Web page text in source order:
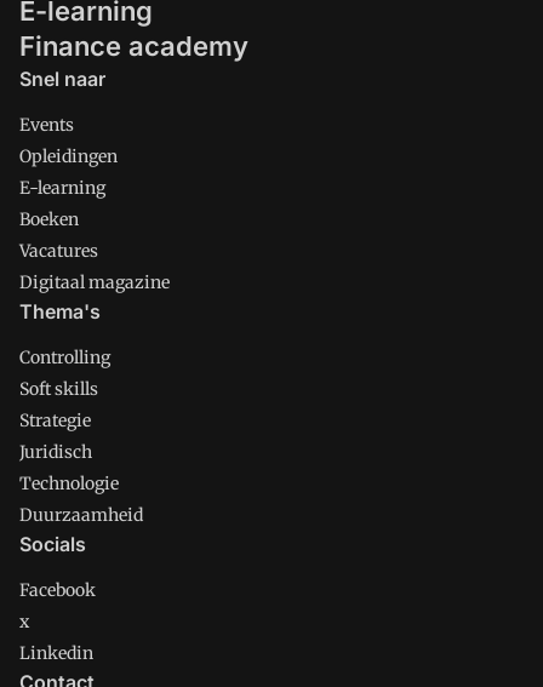
E-learning
Finance academy
Snel naar
Events
Opleidingen
E-learning
Boeken
Vacatures
Digitaal magazine
Thema's
Controlling
Soft skills
Strategie
Juridisch
Technologie
Duurzaamheid
Socials
Facebook
x
Linkedin
Contact